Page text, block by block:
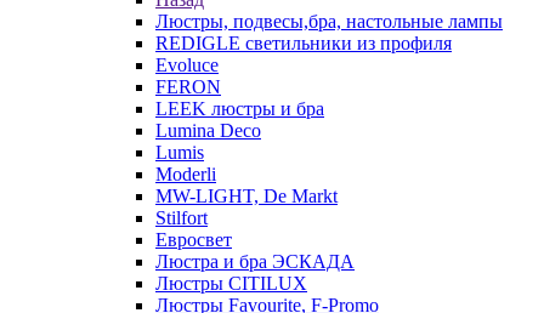
Люстры, подвесы,бра, настольные лампы
REDIGLE светильники из профиля
Evoluce
FERON
LEEK люстры и бра
Lumina Deco
Lumis
Moderli
MW-LIGHT, De Markt
Stilfort
Евросвет
Люстра и бра ЭСКАДА
Люстры CITILUX
Люстры Favourite, F-Promo